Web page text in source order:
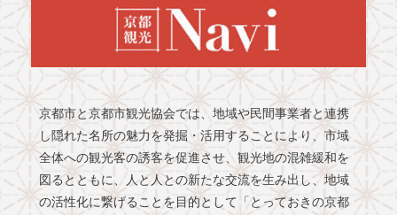
京都市と京都市観光協会では、地域や民間事業者と連携
し隠れた名所の魅力を発掘・活用することにより、市域
全体への観光客の誘客を促進させ、観光地の混雑緩和を
図るとともに、人と人との新たな交流を生み出し、地域
の活性化に繋げることを目的として「とっておきの京都